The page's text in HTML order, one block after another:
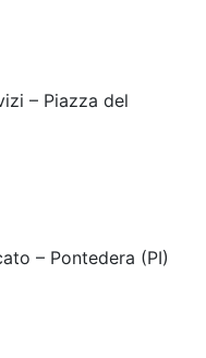
– Piazza del
– Pontedera (PI)